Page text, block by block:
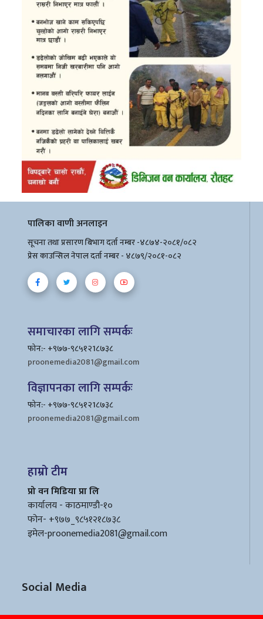
पालिका वाणी अनलाइन
सूचना तथा प्रसारण बिभाग दर्ता नम्बर -४८७४-२०८१/०८२
प्रेस काउन्सिल नेपाल दर्ता नम्बर - ४८७९/२०८१-०८२
समाचारका लागि सम्पर्कः
फोन:- +९७७-९८५१२1८७३८
proonemedia2081@gmail.com
विज्ञापनका लागि सम्पर्कः
फोन:- +९७७-९८५१२1८७३८
proonemedia2081@gmail.com
हाम्रो टीम
प्रो वन मिडिया प्रा लि
कार्यालय - काठमाण्डौ-१०
फोन- +९७७_९८५१२१८७३८
इमेल-proonemedia2081@gmail.com
Social Media